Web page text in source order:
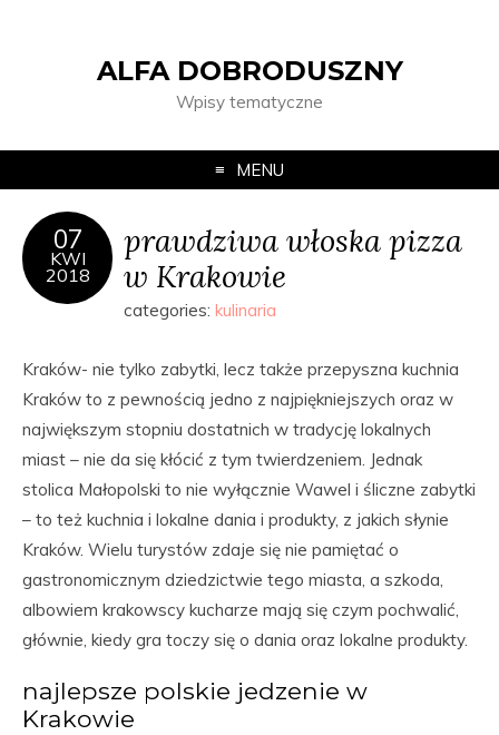
ALFA DOBRODUSZNY
Wpisy tematyczne
MENU
07
KWI
2018
prawdziwa włoska pizza
w Krakowie
categories: kulinaria
Kraków- nie tylko zabytki, lecz także przepyszna kuchnia
Kraków to z pewnością jedno z najpiękniejszych oraz w
największym stopniu dostatnich w tradycję lokalnych
miast – nie da się kłócić z tym twierdzeniem. Jednak
stolica Małopolski to nie wyłącznie Wawel i śliczne zabytki
– to też kuchnia i lokalne dania i produkty, z jakich słynie
Kraków. Wielu turystów zdaje się nie pamiętać o
gastronomicznym dziedzictwie tego miasta, a szkoda,
albowiem krakowscy kucharze mają się czym pochwalić,
głównie, kiedy gra toczy się o dania oraz lokalne produkty.
najlepsze polskie jedzenie w
Krakowie